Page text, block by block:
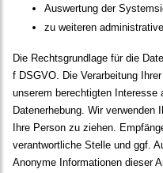
Auswertung der
zu weiteren
Die Rechtsgrundlage für die
f DSGVO. Die Verarbeitung
unserem berechtigten Interesse
Datenerhebung. Wir
Ihre Person zu ziehen.
verantwortliche Stelle und ggf.
Anonyme Informationen dieser